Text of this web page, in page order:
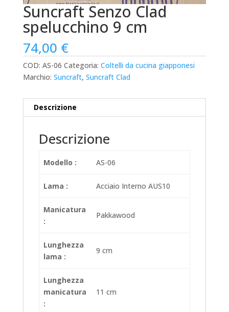
Suncraft Senzo Clad
spelucchino 9 cm
74,00 €
COD: AS-06 Categoria: Coltelli da cucina giapponesi
Marchio: Suncraft, Suncraft Clad
Descrizione
Descrizione
Modello : AS-06
Lama : Acciaio Interno AUS10
Manicatura
:
Pakkawood
Lunghezza
lama :
9 cm
Lunghezza
manicatura
:
11 cm